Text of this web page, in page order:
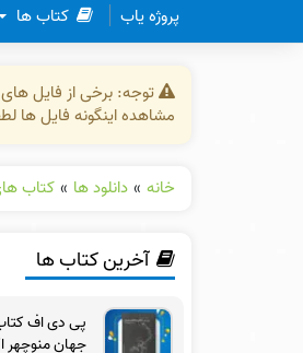
پروژه یاب کتاب ها
توجه: برخی از فایل
مشاهده اینگونه فایل ها
خانه » دانلود ها » کتاب
آخرین کتاب ها
پی دی اف
جهان منوچهر